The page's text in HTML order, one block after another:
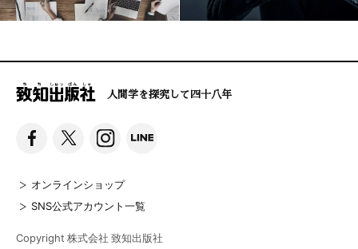
人間学を探究して四十八年
オンラインショップ
SNS公式アカウント一覧
Copyright 株式会社 致知出版社